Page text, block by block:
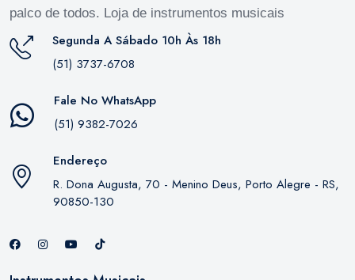
palco de todos. Loja de instrumentos musicais
Segunda A Sábado 10h Às 18h
(51) 3737-6708
Fale No WhatsApp
(51) 9382-7026
Endereço
R. Dona Augusta, 70 - Menino Deus, Porto Alegre - RS,
90850-130